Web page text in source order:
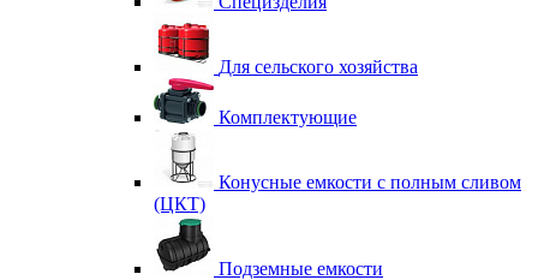
Для сельского хозяйства
Комплектующие
Конусные емкости с полным сливом
(ЦКТ)
Подземные емкости